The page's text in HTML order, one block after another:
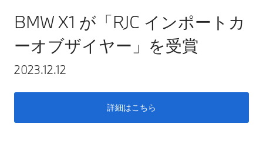
BMW X1 が「RJC インポートカ
ーオブザイヤー」を受賞
2023.12.12
詳細はこちら